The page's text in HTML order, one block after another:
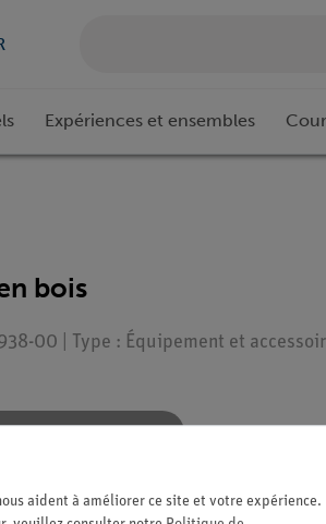
Expériences et ensembles
bois
00 | Type : Équipement et
aident à améliorer ce site et votre expérience.